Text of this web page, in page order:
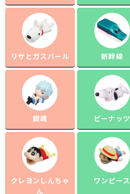
リサとガスパール 新幹線
銀魂 ピーナッツ
クレヨンしんちゃ
ん
ワンピース